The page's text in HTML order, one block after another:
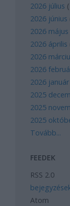
2026 július (
2026 június
2026 május
2026 április
2026
2026
2026 január
2025
2025
2025
Tovább...
FEEDEK
RSS 2.0
Atom